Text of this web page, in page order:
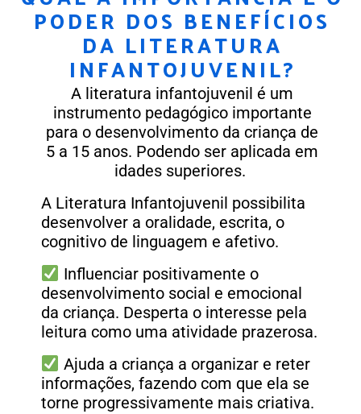
PODER DOS BENEFÍCIOS
DA LITERATURA
INFANTOJUVENIL?
A literatura infantojuvenil é um
instrumento pedagógico importante
para o desenvolvimento da criança de
5 a 15 anos. Podendo ser aplicada em
idades superiores.
A Literatura Infantojuvenil possibilita
desenvolver a oralidade, escrita, o
cognitivo de linguagem e afetivo.
Influenciar positivamente o
desenvolvimento social e emocional
da criança. Desperta o interesse pela
leitura como uma atividade prazerosa.
Ajuda a criança a organizar e reter
informações, fazendo com que ela se
torne progressivamente mais criativa.